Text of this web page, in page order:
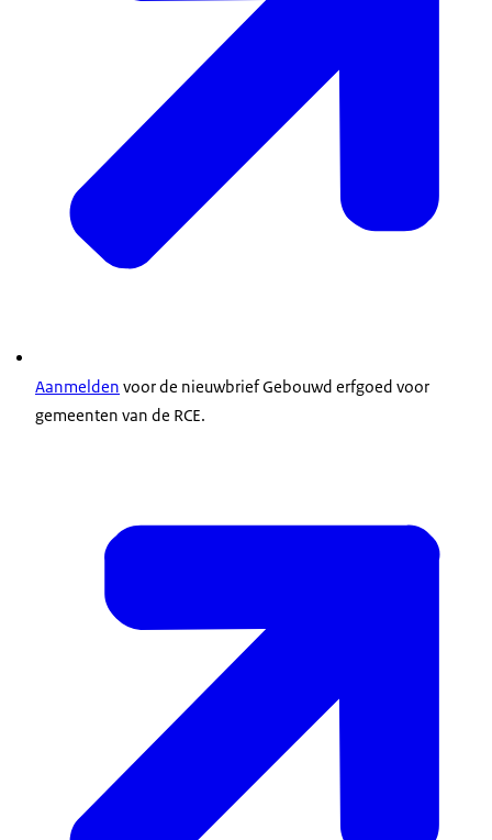
Aanmelden voor de nieuwbrief Gebouwd erfgoed voor
gemeenten van de RCE.